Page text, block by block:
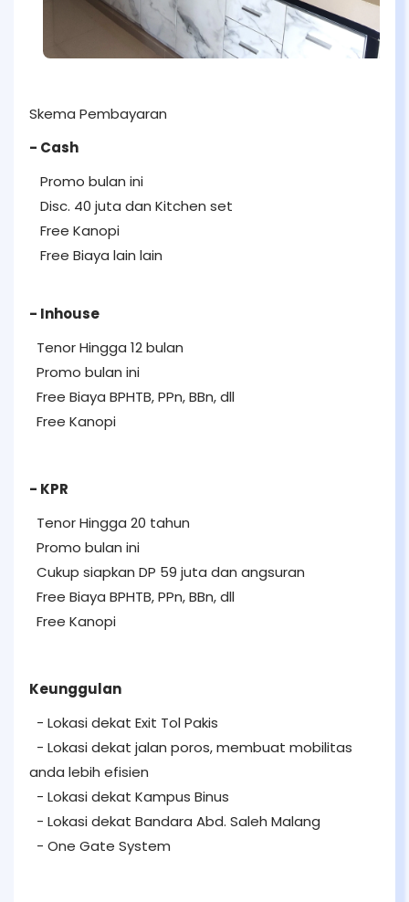
Skema Pembayaran
- Cash
Promo bulan ini
Disc. 40 juta dan Kitchen set
Free Kanopi
Free Biaya lain lain
- Inhouse
Tenor Hingga 12 bulan
Promo bulan ini
Free Biaya BPHTB, PPn, BBn, dll
Free Kanopi
- KPR
Tenor Hingga 20 tahun
Promo bulan ini
Cukup siapkan DP 59 juta dan angsuran
Free Biaya BPHTB, PPn, BBn, dll
Free Kanopi
Keunggulan
- Lokasi dekat Exit Tol Pakis
- Lokasi dekat jalan poros, membuat mobilitas
anda lebih efisien
- Lokasi dekat Kampus Binus
- Lokasi dekat Bandara Abd. Saleh Malang
- One Gate System